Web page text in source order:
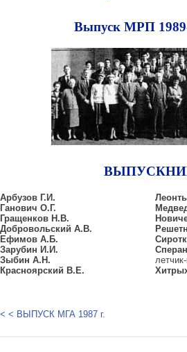
Выпуск МРП 1989-
Арбузов Г.И.
Ганович О.Г.
Гращенков Н.В.
Добровольский А.В.
Ефимов А.Б.
Зарубин И.И.
Зыбин А.Н.
Красноярский В.Е.
< < ВЫПУСК МГА 1987 г.